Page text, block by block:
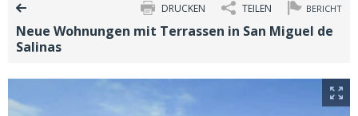
BERICHT
TEILEN
DRUCKEN
Neue Wohnungen mit Terrassen in San Miguel de
Salinas